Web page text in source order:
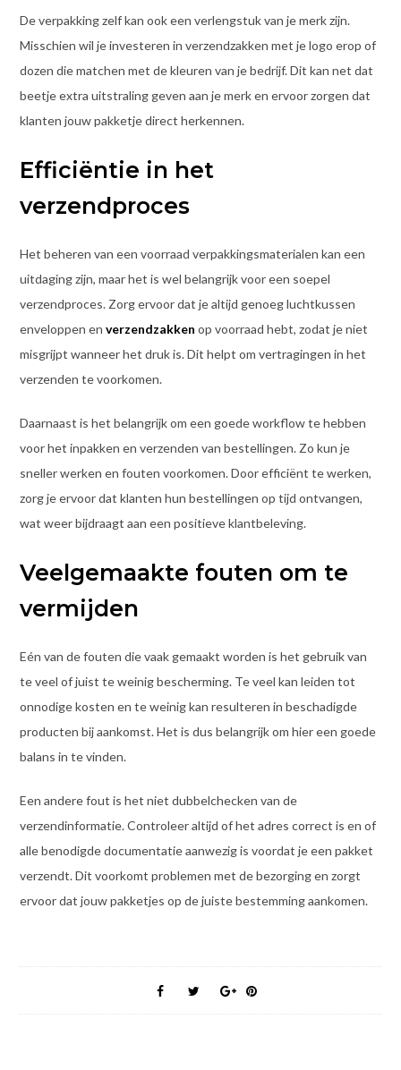
De verpakking zelf kan ook een verlengstuk van je merk zijn.
Misschien wil je investeren in verzendzakken met je logo erop of
dozen die matchen met de kleuren van je bedrijf. Dit kan net dat
beetje extra uitstraling geven aan je merk en ervoor zorgen dat
klanten jouw pakketje direct herkennen.
Efficiëntie in het
verzendproces
Het beheren van een voorraad verpakkingsmaterialen kan een
uitdaging zijn, maar het is wel belangrijk voor een soepel
verzendproces. Zorg ervoor dat je altijd genoeg luchtkussen
enveloppen en verzendzakken op voorraad hebt, zodat je niet
misgrijpt wanneer het druk is. Dit helpt om vertragingen in het
verzenden te voorkomen.
Daarnaast is het belangrijk om een goede workflow te hebben
voor het inpakken en verzenden van bestellingen. Zo kun je
sneller werken en fouten voorkomen. Door efficiënt te werken,
zorg je ervoor dat klanten hun bestellingen op tijd ontvangen,
wat weer bijdraagt aan een positieve klantbeleving.
Veelgemaakte fouten om te
vermijden
Eén van de fouten die vaak gemaakt worden is het gebruik van
te veel of juist te weinig bescherming. Te veel kan leiden tot
onnodige kosten en te weinig kan resulteren in beschadigde
producten bij aankomst. Het is dus belangrijk om hier een goede
balans in te vinden.
Een andere fout is het niet dubbelchecken van de
verzendinformatie. Controleer altijd of het adres correct is en of
alle benodigde documentatie aanwezig is voordat je een pakket
verzendt. Dit voorkomt problemen met de bezorging en zorgt
ervoor dat jouw pakketjes op de juiste bestemming aankomen.